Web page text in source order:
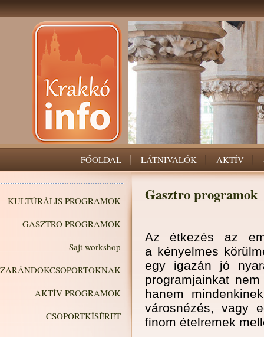
FŐOLDAL LÁTNIVALÓK AKTÍV
KULTÚRÁLIS PROGRAMOK
GASZTRO PROGRAMOK
Sajt workshop
ZARÁNDOKCSOPORTOKNAK
AKTÍV PROGRAMOK
CSOPORTKÍSÉRET
Gasztro programok
Az étkezés az
a kényelmes
egy igazán jó
programjainkat
hanem
városnézés, vagy
finom ételremek